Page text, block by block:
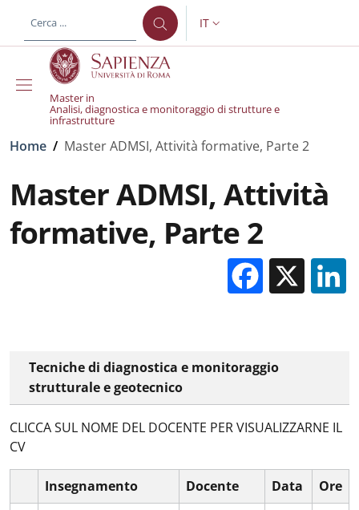
al contenuto principale
SELETTORE LINGUA:
IT
Master in
Analisi, diagnostica e monitoraggio di strutture e
infrastrutture
Briciole di pane
Home / Master ADMSI, Attività formative, Parte 2
Master ADMSI, Attività
formative, Parte 2
X
Tecniche di diagnostica e monitoraggio
strutturale e geotecnico
CLICCA SUL NOME DEL DOCENTE PER VISUALIZZARNE IL
CV
Insegnamento Docente Data
Ore